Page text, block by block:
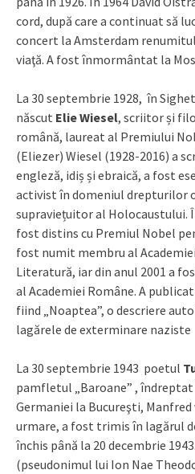
cord, după care a continuat să
concert la Amsterdam
viaţă. A fost înmormântat la
La 30 septembrie 1928, în
născut Elie Wiesel, scriitor și
română, laureat al Premiului
(Eliezer) Wiesel (1928-2016) a
engleză, idiș și ebraică, a fost
activist în domeniul drepturilor
supraviețuitor al Holocaustului.
fost distins cu Premiul Nobel
fost numit membru al
Literatură, iar din anul 2001 a
al Academiei Române. A
fiind „Noaptea”, o descriere
lagărele de exterminare naziste
La 30 septembrie 1943 poetul
pamfletul „Baroane” ,
Germaniei la Bucureşti,
urmare, a fost trimis în lagărul
închis până la 20 decembrie
(pseudonimul lui Ion Nae